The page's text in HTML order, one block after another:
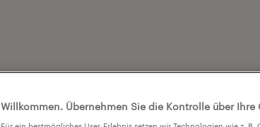
Willkommen. Übernehmen Sie die Kontrolle über Ihre